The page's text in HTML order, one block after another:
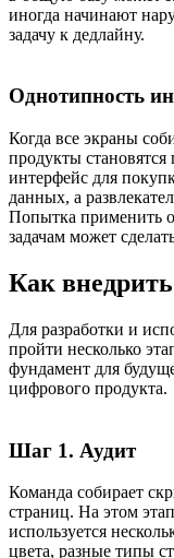
иногда начинают
задачу к дедлайну.
Однотипность
Когда все экраны
продукты
интерфейс для
данных, а
Попытка применить
задачам может
Как
Для разработки и
пройти несколько
фундамент для
цифрового продукта.
Шаг 1. Аудит
Команда собирает
страниц. На этом
используется
цвета, разные типы